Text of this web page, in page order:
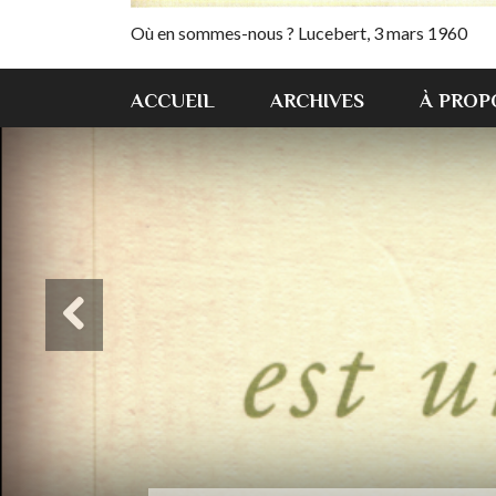
Où en sommes-nous ? Lucebert, 3 mars 1960
ACCUEIL ARCHIVES À